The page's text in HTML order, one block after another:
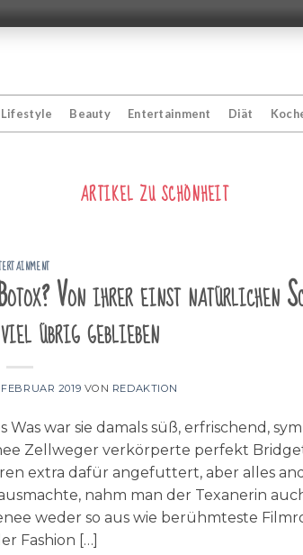
Lifestyle Beauty Entertainment Diät
ARTIKEL ZUSCHÖNHEIT
Von ihrer einst natürlichen
übrig geblieben
2019 VON REDAKTION
Was war sie damals süß, erfrischend,
Zellweger verkörperte perfekt
extra dafür angefuttert, aber alles
nahm man der Texanerin
weder so aus wie berühmteste
Fashion […]